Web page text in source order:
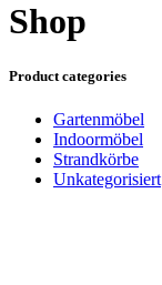
Shop
Product categories
Gartenmöbel
Indoormöbel
Strandkörbe
Unkategorisiert